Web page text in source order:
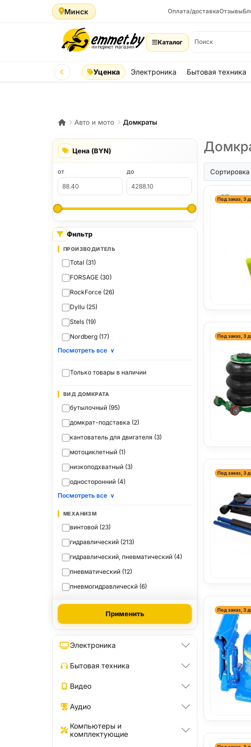
Минск Оплата/доставкаОтзывы
Каталог
Уценка Электроника Бытовая техника
Авто и мото Домкраты
Цена (BYN)
ОТ ДО
Фильтр
ПРОИЗВОДИТЕЛЬ
Total (31)
FORSAGE (30)
RockForce (26)
Dyllu (25)
Stels (19)
Nordberg (17)
Посмотреть все ∨
Только товары в наличии
ВИД ДОМКРАТА
бутылочный (95)
домкрат-подставка (2)
кантователь для двигателя (3)
мотоциклетный (1)
низкоподхватный (3)
односторонний (4)
Посмотреть все ∨
МЕХАНИЗМ
винтовой (23)
гидравлический (213)
гидравлический, пневматический (4)
пневматический (12)
пневмогидравлическй (6)
Применить
Электроника
Бытовая техника
Видео
Аудио
Компьютеры и
комплектующие
Сортировка
Под заказ, 3
Под заказ, 3
Под заказ, 3
Под заказ, 3